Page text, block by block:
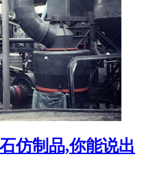
仿制品,你能说出